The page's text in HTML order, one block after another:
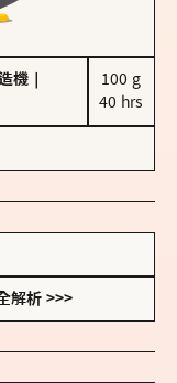
機
100 g
40 hrs
解析 >>>